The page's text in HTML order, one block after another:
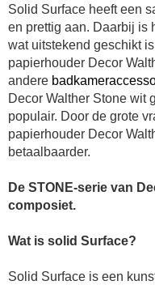
Solid Surface heeft een
en prettig aan. Daarbij is
wat uitstekend geschikt
papierhouder Decor
andere
Decor Walther Stone wit
populair. Door de grote
papierhouder Decor
betaalbaarder.
De STONE-serie van
composiet.
Wat is solid Surface?
Solid Surface is een